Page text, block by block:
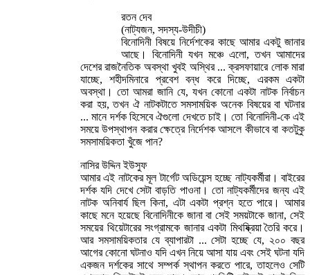
রতন দেব
(নাট্যজন, সদস্য-উদীচী)
বিনোদিনী বিষয়ে নির্দেশকের কাছে আমার একটু জানার
আছে। বিনোদিনী যখন মঞ্চে এলো, তখন আমাদের
দেশের রাজনৈতিক অবস্থা খুবই অস্থির ... ক্রসফায়ারে লোক মারা
যাচ্ছে, শহীদমিনারে প্রবেশ বন্ধ করে দিচ্ছে, এরকম একটা
অবস্থা। তো আমরা জানি যে, যখন কোনো একটা নাটক নির্বাচন
করা হয়, তখন ঐ নাটকটাতে সমসাময়িক অনেক বিষয়ের বা ঘটনার
... মানে দর্শক হিসেবে ঐগুলো দেখতে চাই। তো বিনোদিনী-কে এই
সময়ে উপস্থাপন করার ক্ষেত্রে নির্দেশক আসলে কীভাবে বা কতটুকু
সমসাময়িকতা খুঁজে পান?
নাসির উদ্দিন ইউসুফ
আমার এই নাটকের মূল টার্গেট অডিয়েন্স হচ্ছে নাট্যকর্মীরা। বাইরের
দর্শক যদি দেখে সেটা বাড়তি পাওনা। তো নাট্যকর্মীদের জন্য এই
নাটক অনিবার্য ছিল কিনা, এটা একটা প্রশ্ন হতে পারে। আমার
কাছে মনে হয়েছে বিনোদিনীকে জানা বা সেই সময়টাকে জানা, সেই
সময়ের থিয়েটারের সংগ্রামকে জানার একটা মিথষ্ক্রিয়া তৈরি করে।
আর সমসাময়িকতার যে ব্যাপারটা ... সেটা হচ্ছে যে, ২০০ বছর
আগের কোনো ঘটনাও যদি এখন নিয়ে আসা যায় এবং সেই ঘটনা যদি
একজন দর্শকের সাথে সম্পর্ক স্থাপন করতে পারে, তাহলেও সেটি